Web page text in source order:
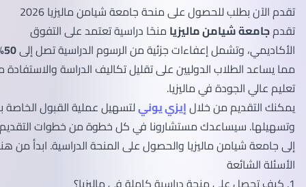
تقدم الآن بطلب للحصول على منحة جامعة شيامن ماليزيا 2026
تقدمجامعة شيامن ماليزيامنحًا دراسية تعتمد على التفوق
الأكاديمي، وتشمل إعفاءات جزئية من الرسوم الدراسية تصل إلى50% ،
مما يساعد الطلاب الدوليين على تقليل تكاليف الدراسة والاستفادة من
تعليم عالي الجودة في ماليزيا.
يمكنك التقديم من خلالإيزي يونيلتسهيل عملية القبول الخاصة بك
وتسهيلها. سيساعدك مستشارونا في كل خطوة من خطوات التقديم
إلى جامعة شيامن ماليزيا والحصول على المنحة الدراسية. ابدأ من هنا.
الأسئلة الشائعة